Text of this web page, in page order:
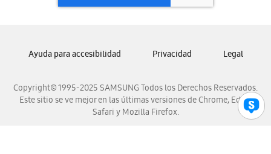
Samsung Panamá
Samsung Venezuela
Copyright© 1995-2025 SAMSUNG Todos los Derechos Reservados.
Este sitio se ve mejor en las últimas versiones de Chrome, Edge,
Safari y Mozilla Firefox.
Ayuda para accesibilidad Privacidad Legal